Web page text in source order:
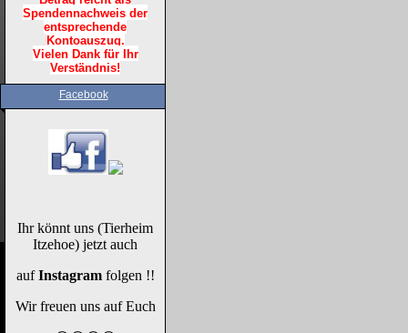
Spendennachweis der
entsprechende
Kontoauszug.
Vielen Dank für Ihr
Verständnis!
Facebook
Ihr könnt uns (Tierheim
Itzehoe) jetzt auch
aufInstagramfolgen !!
Wir freuen uns auf Euch